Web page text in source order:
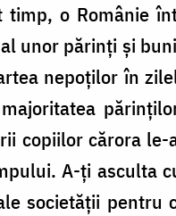
o Românie
unor părinți și
nepoților în
copiilor cărora
A-ți asculta
societății pentru